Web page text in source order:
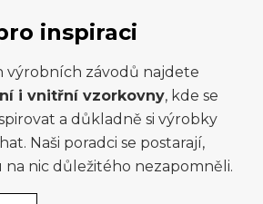
inspiraci
výrobních závodů najdete
i vnitřní vzorkovny, kde se
a důkladně si výrobky
Naši poradci se postarají,
nic důležitého nezapomněli.